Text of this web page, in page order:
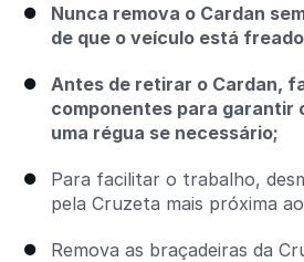
Nunca remova o Cardan
de que o veículo está
Antes de retirar o Cardan,
componentes para garantir
uma régua se necessário;
Para facilitar o trabalho,
pela Cruzeta mais próxima
Remova as braçadeiras da